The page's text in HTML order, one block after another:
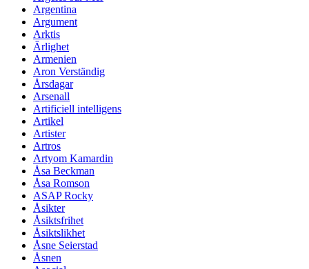
Argentina
Argument
Arktis
Ärlighet
Armenien
Aron Verständig
Årsdagar
Arsenall
Artificiell intelligens
Artikel
Artister
Artros
Artyom Kamardin
Åsa Beckman
Åsa Romson
ASAP Rocky
Åsikter
Åsiktsfrihet
Åsiktslikhet
Åsne Seierstad
Åsnen